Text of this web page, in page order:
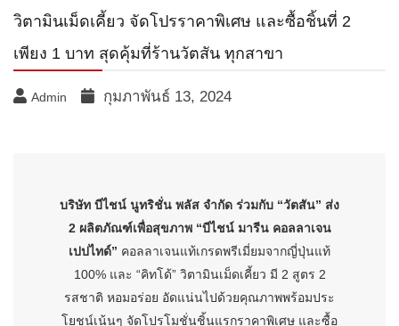
วิตามินเม็ดเคี้ยว จัดโปรราคาพิเศษ และซื้อชิ้นที่ 2
เพียง 1 บาท สุดคุ้มที่ร้านวัตสัน ทุกสาขา
Admin กุมภาพันธ์ 13, 2024
บริษัท บีไชน์ นูทริชั่น พลัส จำกัด ร่วมกับ “วัตสัน” ส่ง
2 ผลิตภัณฑ์เพื่อสุขภาพ “บีไชน์ มารีน คอลลาเจน
เปปไทด์” คอลลาเจนแท้เกรดพรีเมี่ยมจากญี่ปุ่นแท้
100% และ “คิทโด้” วิตามินเม็ดเคี้ยว มี 2 สูตร 2
รสชาติ หอมอร่อย อัดแน่นไปด้วยคุณภาพพร้อมประ
โยชน์เน้นๆ จัดโปรโมชั่นชิ้นแรกราคาพิเศษ และซื้อ